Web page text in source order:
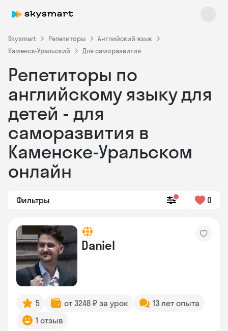
Skysmart Репетиторы
Английский язык
Каменск-Уральский
Для саморазвития
Репетиторы по
английскому языку для
детей - для
саморазвития в
Каменске-Уральском
онлайн
Фильтры 0
Daniel
5 от 3248 ₽ за урок
13 лет опыта
1 отзыв
Skysmart Chat